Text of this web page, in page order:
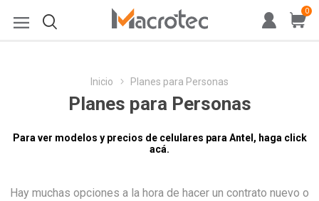
0
Inicio Planes para Personas
Planes para Personas
Para ver modelos y precios de celulares para Antel, haga click
acá.
Hay muchas opciones a la hora de hacer un contrato nuevo o